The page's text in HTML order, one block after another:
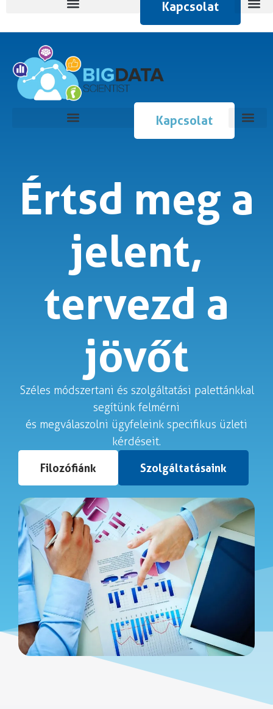
Kapcsolat
Kapcsolat
Értsd meg a
jelent,
tervezd a
jövőt
Széles módszertani és szolgáltatási palettánkkal
segítünk felmérni
és megválaszolni ügyfeleink specifikus üzleti
kérdéseit.
Filozófiánk
Szolgáltatásaink